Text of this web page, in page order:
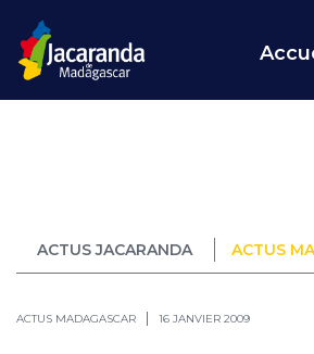
ACTUS JACARANDA ACTUS
ACTUS MADAGASCAR 16 JANVIER 2009